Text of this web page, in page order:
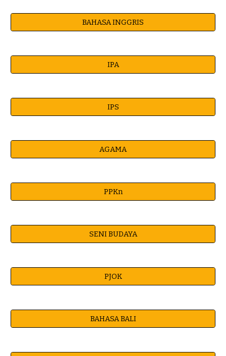
BAHASA INGGRIS
IPA
IPS
AGAMA
PPKn
SENI BUDAYA
PJOK
BAHASA BALI